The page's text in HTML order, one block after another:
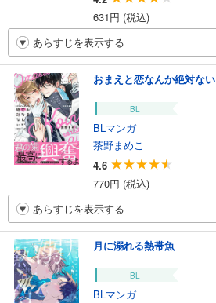
631円 (税込)
あらすじを表示する
おまえと恋なんか絶対ない
BL
BLマンガ
茶野まめこ
4.6
770円 (税込)
あらすじを表示する
月に溺れる熱帯魚
BL
BLマンガ